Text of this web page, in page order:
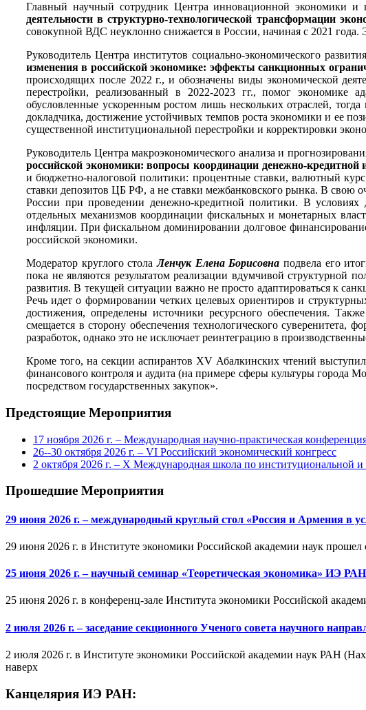
Главный научный сотрудник Центра инновационной экономики
деятельности в структурно-технологической трансформации
совокупной ВДС неуклонно снижается в России, начиная с 2021
Руководитель Центра институтов социально-экономического
изменения в российской экономике: эффекты санкционных
происходящих после 2022 г., и обозначены виды экономической
перестройки, реализованный в 2022-2023 гг., помог экономике
обусловленные ускоренным ростом лишь нескольких отраслей,
докладчика, достижение устойчивых темпов роста экономики и ее
существенной институциональной перестройки и корректировки
Руководитель Центра макроэкономического анализа и
российской экономики: вопросы координации денежно-кредитной
и бюджетно-налоговой политики: процентные ставки, валютный
ставки депозитов ЦБ РФ, а не ставки межбанковского рынка. В свою
России при проведении денежно-кредитной политики. В
отдельных механизмов координации фискальных и монетарных
инфляции. При фискальном доминировании долговое
российской экономики.
Модератор круглого столаЛенчук Елена Борисовна подвела его
пока не являются результатом реализации вдумчивой структурной
развития. В текущей ситуации важно не просто адаптироваться к
Речь идет о формировании четких целевых ориентиров и
достижения, определены источники ресурсного обеспечения.
смещается в сторону обеспечения технологического
разработок, однако это не исключает реинтеграцию в
Кроме того, на секции аспирантов XV Абалкинских чтений
финансового контроля и аудита (на примере сферы культуры города
посредством государственных закупок».
Предстоящие Мероприятия
17 ноября 2026 г. – Международная научно-практическая
26--30 октября 2026 г. – VI Российский экономический конгресс
2 октября 2026 г. – X Международная школа по институциональной
Прошедшие Мероприятия
29 июня 2026 г. – международный круглый стол «Россия и Армения в
29 июня 2026 г. в Институте экономики Российской академии наук прошел
25 июня 2026 г. – научный семинар «Теоретическая экономика» ИЭ
25 июня 2026 г. в конференц-зале Института экономики Российской
2 июля 2026 г. – заседание секционного Ученого совета научного
2 июля 2026 г. в Институте экономики Российской академии наук РАН
наверх
Канцелярия ИЭ РАН: